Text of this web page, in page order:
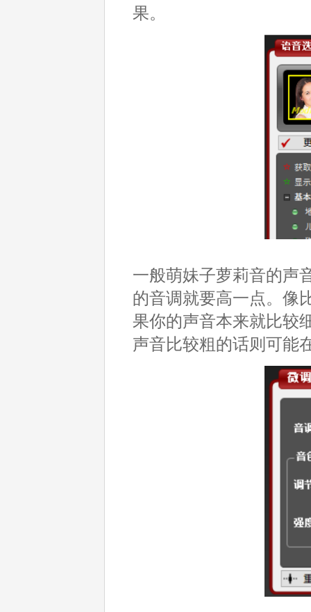
果。
一般萌妹子萝莉音的声
的音调就要高一点。像
果你的声音本来就比较
声音比较粗的话则可能